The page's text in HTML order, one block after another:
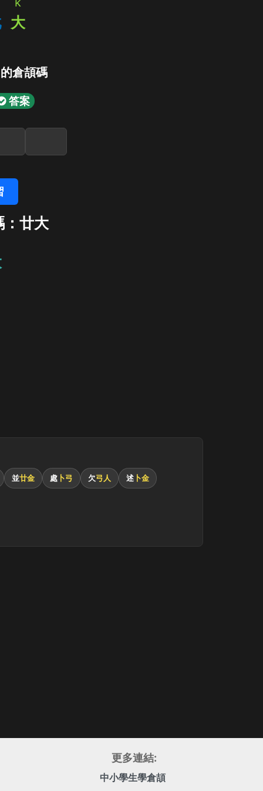
大
倉頡碼
答案
：廿大
並廿金 處 卜弓 欠弓人 述 卜金
更多連結:
中小學生學倉頡